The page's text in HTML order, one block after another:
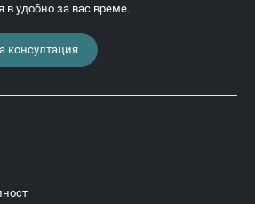
в удобно за вас време.
консултация